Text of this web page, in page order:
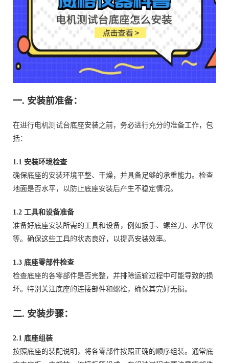
一. 安装前准备：
在进行电机测试台底座安装之前，务必进行充分的准备工作，包
括：
1.1 安装环境检查
确保底座的安装环境平整、干燥，并具备足够的承重能力。检查
地面是否水平，以防止底座安装后产生不稳定情况。
1.2 工具和设备准备
准备好底座安装所需的工具和设备，例如扳手、螺丝刀、水平仪
等。确保这些工具的状态良好，以提高安装效率。
1.3 底座零部件检查
检查底座的各零部件是否完整，并排除运输过程中可能导致的损
坏。特别关注底座的连接部件和螺栓，确保其完好无损。
二. 安装步骤：
2.1 底座组装
按照底座的装配说明，将各零部件按照正确的顺序组装。通常底